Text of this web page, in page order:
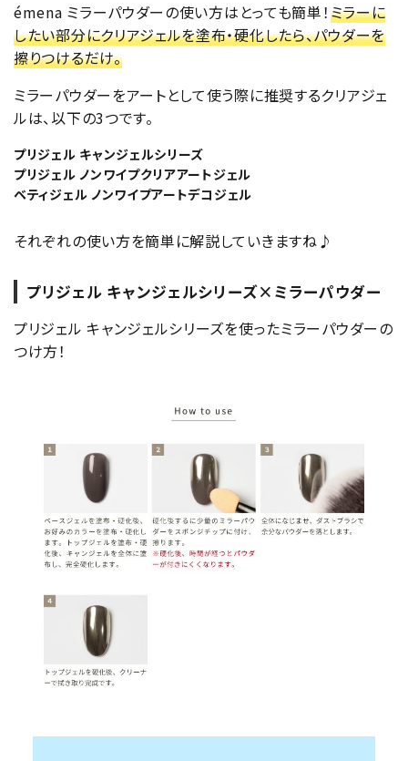
émena ミラーパウダーの使い方はとっても簡単！ミラーに
したい部分にクリアジェルを塗布・硬化したら、パウダーを
擦りつけるだけ。
ミラーパウダーをアートとして使う際に推奨するクリアジェ
ルは、以下の3つです。
プリジェル キャンジェルシリーズ
プリジェル ノンワイプクリアアートジェル
ベティジェル ノンワイプアートデコジェル
それぞれの使い方を簡単に解説していきますね♪
プリジェル キャンジェルシリーズ×ミラーパウダー
プリジェル キャンジェルシリーズを使ったミラーパウダーの
つけ方！